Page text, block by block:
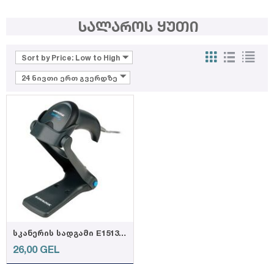
სალაროს ყუთი
Sort by Price: Low to High
24 ნივთი ერთ გვერდზე
სკანერის სადგამი E15130 ,DELI
26,00 GEL